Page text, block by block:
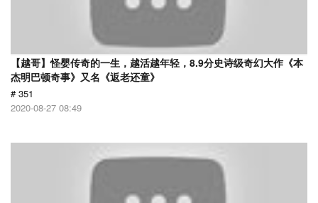
【越哥】怪婴传奇的一生，越活越年轻，8.9分史诗级奇幻大作《本
杰明巴顿奇事》又名《返老还童》
# 351
2020-08-27 08:49